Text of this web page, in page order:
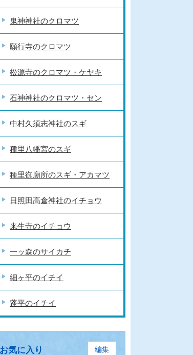
鬼神神社のクロマツ
願行寺のクロマツ
松源寺のクロマツ・ケヤキ
石神神社のクロマツ・セン
中村久須志神社のスギ
種里八幡宮のスギ
種里御廟所のスギ・アカマツ
日照田高倉神社のイチョウ
来生寺のイチョウ
一ッ森のサイカチ
細ヶ平のイチイ
蓬平のイチイ
お気に入り 編集